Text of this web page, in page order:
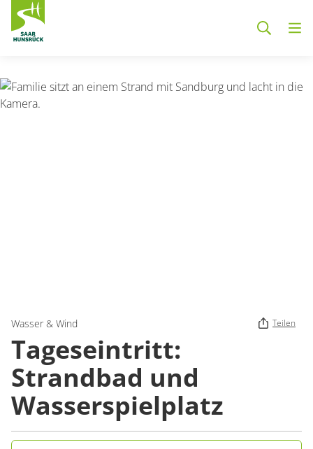
Wasser & Wind Teilen
Tageseintritt:
Strandbad und
Wasserspielplatz